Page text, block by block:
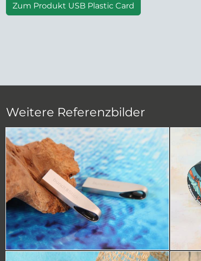
Zum Produkt USB Plastic Card
Weitere Referenzbilder